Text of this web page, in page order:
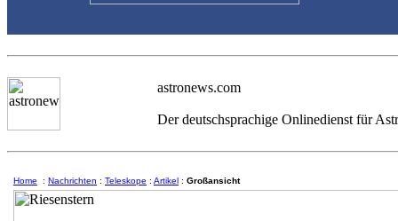
astronews.com
Der deutschsprachige Onlinedienst für
Home : Nachrichten : Teleskope : Artikel : Großansicht